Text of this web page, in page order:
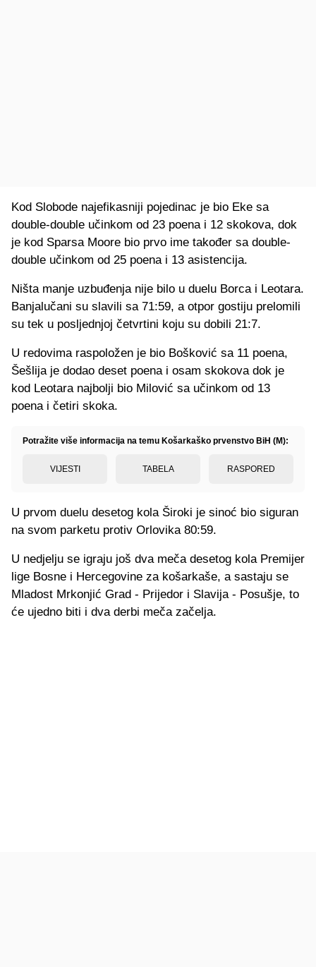
Kod Slobode najefikasniji pojedinac je bio Eke sa
double-double učinkom od 23 poena i 12 skokova, dok
je kod Sparsa Moore bio prvo ime također sa double-
double učinkom od 25 poena i 13 asistencija.
Ništa manje uzbuđenja nije bilo u duelu Borca i Leotara.
Banjalučani su slavili sa 71:59, a otpor gostiju prelomili
su tek u posljednjoj četvrtini koju su dobili 21:7.
U redovima raspoložen je bio Bošković sa 11 poena,
Šešlija je dodao deset poena i osam skokova dok je
kod Leotara najbolji bio Milović sa učinkom od 13
poena i četiri skoka.
Potražite više informacija na temu Košarkaško prvenstvo BiH (M):
VIJESTI TABELA RASPORED
U prvom duelu desetog kola Široki je sinoć bio siguran
na svom parketu protiv Orlovika 80:59.
U nedjelju se igraju još dva meča desetog kola Premijer
lige Bosne i Hercegovine za košarkaše, a sastaju se
Mladost Mrkonjić Grad - Prijedor i Slavija - Posušje, to
će ujedno biti i dva derbi meča začelja.